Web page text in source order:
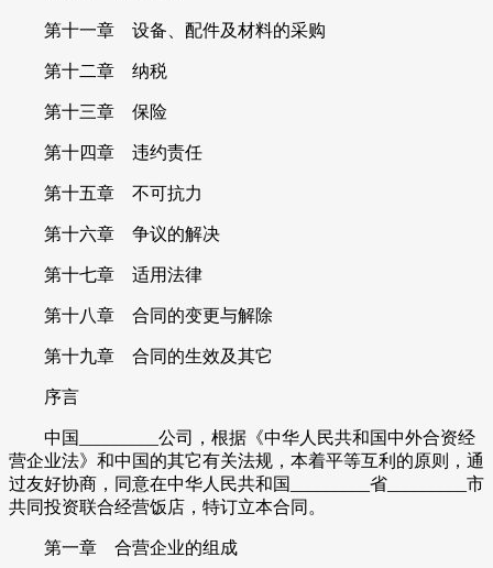
第十一章 设备、配件及材料的采购
第十二章 纳税
第十三章 保险
第十四章 违约责任
第十五章 不可抗力
第十六章 争议的解决
第十七章 适用法律
第十八章 合同的变更与解除
第十九章 合同的生效及其它
序言
中国_________公司，根据《中华人民共和国中外合资经
营企业法》和中国的其它有关法规，本着平等互利的原则，通
过友好协商，同意在中华人民共和国_________省_________市
共同投资联合经营饭店，特订立本合同。
第一章 合营企业的组成